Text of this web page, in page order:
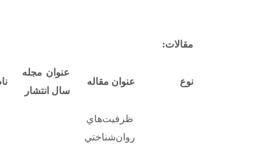
مقالات:
نوع عنوان مقاله
عنوان مجله
سال انتشار
ظرفيت‌هاي
روان‌شناختي